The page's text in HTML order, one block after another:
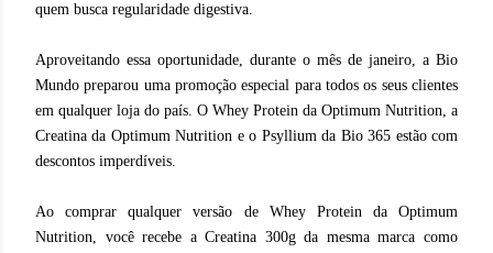
quem busca regularidade digestiva.
Aproveitando essa oportunidade, durante o mês de janeiro, a Bio
Mundo preparou uma promoção especial para todos os seus clientes
em qualquer loja do país. O Whey Protein da Optimum Nutrition, a
Creatina da Optimum Nutrition e o Psyllium da Bio 365 estão com
descontos imperdíveis.
Ao comprar qualquer versão de Whey Protein da Optimum
Nutrition, você recebe a Creatina 300g da mesma marca como